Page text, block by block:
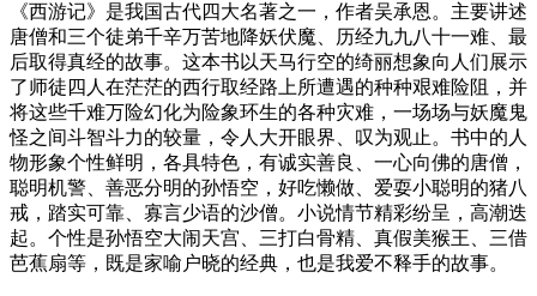
《西游记》是我国古代四大名著之一，作者吴承恩。主要讲述
唐僧和三个徒弟千辛万苦地降妖伏魔、历经九九八十一难、最
后取得真经的故事。这本书以天马行空的绮丽想象向人们展示
了师徒四人在茫茫的西行取经路上所遭遇的种种艰难险阻，并
将这些千难万险幻化为险象环生的各种灾难，一场场与妖魔鬼
怪之间斗智斗力的较量，令人大开眼界、叹为观止。书中的人
物形象个性鲜明，各具特色，有诚实善良、一心向佛的唐僧，
聪明机警、善恶分明的孙悟空，好吃懒做、爱耍小聪明的猪八
戒，踏实可靠、寡言少语的沙僧。小说情节精彩纷呈，高潮迭
起。个性是孙悟空大闹天宫、三打白骨精、真假美猴王、三借
芭蕉扇等，既是家喻户晓的经典，也是我爱不释手的故事。